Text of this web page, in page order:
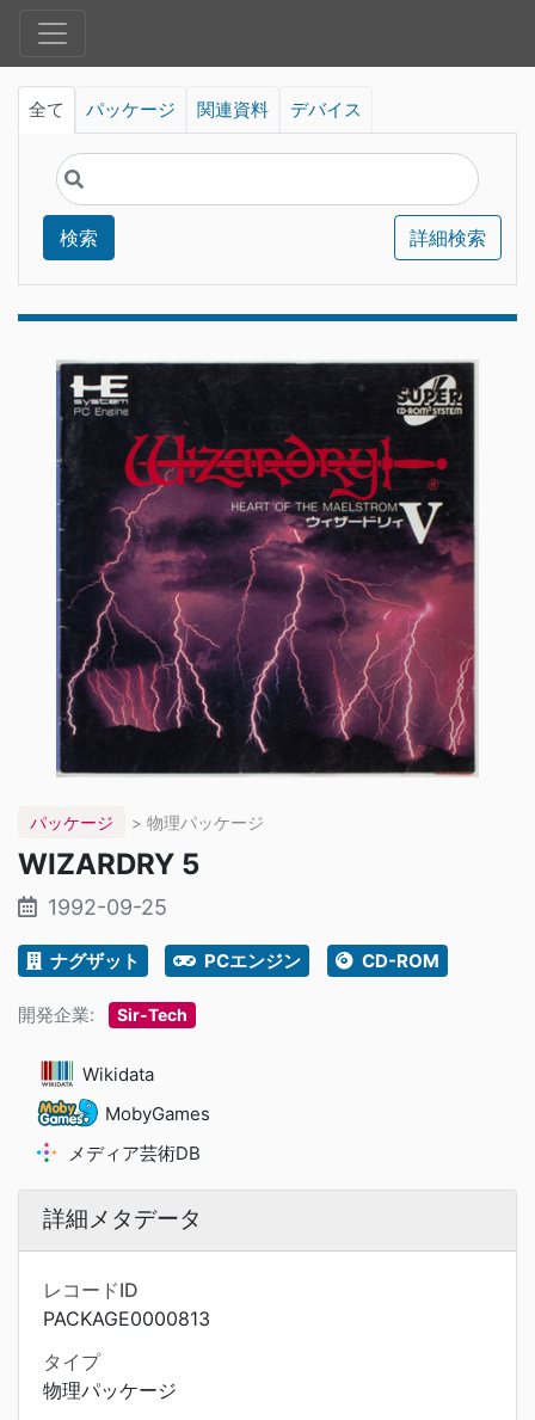
全て パッケージ 関連資料 デバイス
検索 詳細検索
パッケージ > 物理パッケージ
WIZARDRY 5
1992-09-25
ナグザット PCエンジン CD-ROM
開発企業: Sir-Tech
Wikidata
MobyGames
メディア芸術DB
詳細メタデータ
レコードID
PACKAGE0000813
タイプ
物理パッケージ